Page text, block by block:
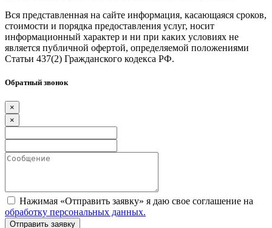
Вся представленная на сайте информация, касающаяся сроков,
стоимости и порядка предоставления услуг, носит
информационный характер и ни при каких условиях не
является публичной офертой, определяемой положениями
Статьи 437(2) Гражданского кодекса РФ.
Обратный звонок
×
×
Нажимая «Отправить заявку» я даю свое соглашение на
обработку персональных данных.